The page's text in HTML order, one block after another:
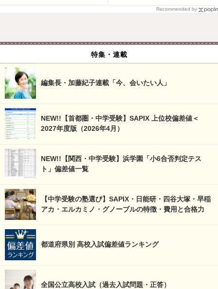
Recommended by
特集・連載
編集長・加藤紀子連載「今、会いたい人」
NEW!!【首都圏・中学受験】SAPIX 上位校偏差値＜
2027年度版（2026年4月）
NEW!!【関西・中学受験】浜学園「小6合否判定テス
ト」偏差値一覧
【中学受験の塾選び】SAPIX・日能研・四谷大塚・早稲
アカ・エルカミノ・グノーブルの特徴・費用と合格力
都道府県別 高校入試偏差値ランキング
全国公立高校入試（過去入試問題・正答）